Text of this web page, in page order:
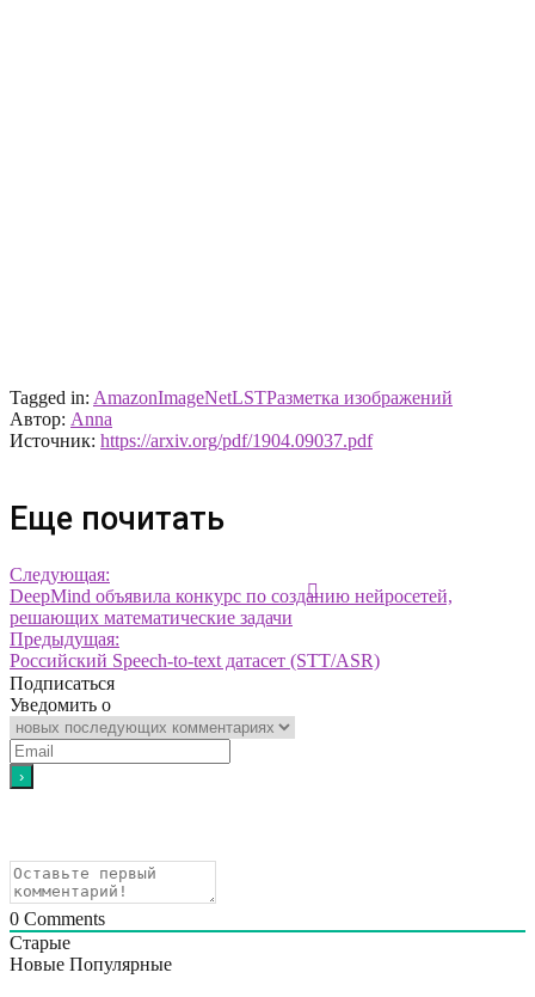
Tagged in: AmazonImageNetLSTРазметка изображений
Автор: Anna
Источник: https://arxiv.org/pdf/1904.09037.pdf
Еще почитать
Следующая:
DeepMind объявила конкурс по созданию нейросетей,
решающих математические задачи
Предыдущая:
Российский Speech-to-text датасет (STT/ASR)
Подписаться
Уведомить о
0 Comments
Старые
Новые Популярные